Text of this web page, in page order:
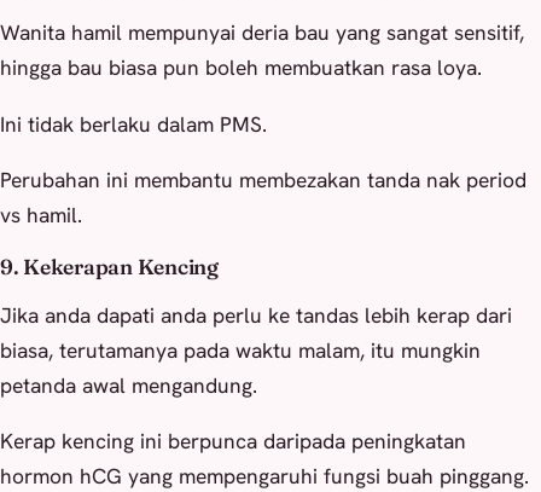
Wanita hamil mempunyai deria bau yang sangat sensitif,
hingga bau biasa pun boleh membuatkan rasa loya.
Ini tidak berlaku dalam PMS.
Perubahan ini membantu membezakan tanda nak period
vs hamil.
9. Kekerapan Kencing
Jika anda dapati anda perlu ke tandas lebih kerap dari
biasa, terutamanya pada waktu malam, itu mungkin
petanda awal mengandung.
Kerap kencing ini berpunca daripada peningkatan
hormon hCG yang mempengaruhi fungsi buah pinggang.